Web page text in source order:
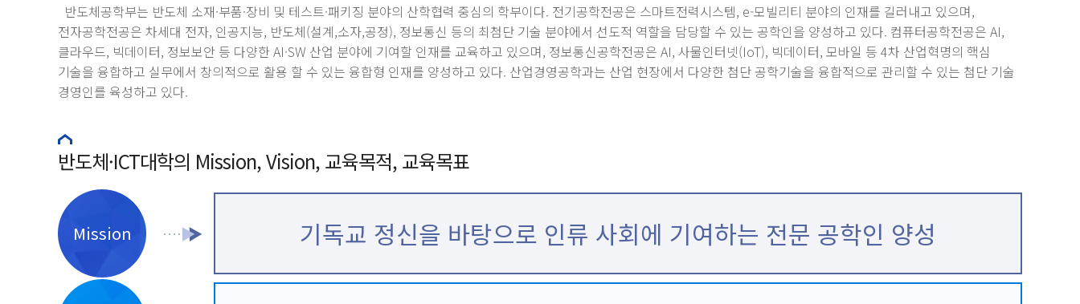
반도체공학부는 반도체 소재·부품·장비 및 테스트·패키징 분야의 산학협력 중심의 학부이다. 전기공학전공은 스마트전력시스템, e-모빌리티 분야의 인재를 길러내고 있으며,
전자공학전공은 차세대 전자, 인공지능, 반도체(설계,소자,공정), 정보통신 등의 최첨단 기술 분야에서 선도적 역할을 담당할 수 있는 공학인을 양성하고 있다. 컴퓨터공학전공은 AI,
클라우드, 빅데이터, 정보보안 등 다양한 AI·SW 산업 분야에 기여할 인재를 교육하고 있으며, 정보통신공학전공은 AI, 사물인터넷(IoT), 빅데이터, 모바일 등 4차 산업혁명의 핵심
기술을 융합하고 실무에서 창의적으로 활용 할 수 있는 융합형 인재를 양성하고 있다. 산업경영공학과는 산업 현장에서 다양한 첨단 공학기술을 융합적으로 관리할 수 있는 첨단 기술
경영인를 육성하고 있다.
반도체·ICT대학의 Mission, Vision, 교육목적, 교육목표
Mission 기독교 정신을 바탕으로 인류 사회에 기여하는 전문 공학인 양성